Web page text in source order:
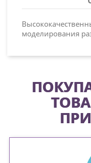
моделирования